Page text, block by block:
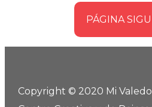
PÁGINA
Copyright © 2020 Mi